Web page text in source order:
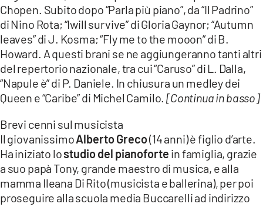
Chopen. Subito dopo “Parla più piano”, da “Il Padrino”
di Nino Rota; “Iwill survive” di Gloria Gaynor; “Autumn
leaves” di J. Kosma; “Fly me to the mooon” di B.
Howard. A questi brani se ne aggiungeranno tanti altri
del repertorio nazionale, tra cui “Caruso” di L. Dalla,
“Napule è” di P. Daniele. In chiusura un medley dei
Queen e “Caribe” di Michel Camilo.[Continua in basso]
Brevi cenni sul musicista
Il giovanissimoAlberto Greco(14 anni) è figlio d’arte.
Ha iniziato lostudio del pianoforte in famiglia, grazie
a suo papà Tony, grande maestro di musica, e alla
mamma Ileana Di Rito (musicista e ballerina), per poi
proseguire alla scuola media Buccarelli ad indirizzo